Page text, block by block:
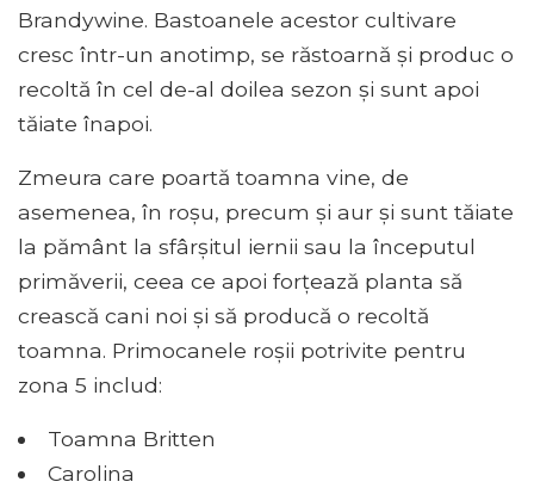
Brandywine. Bastoanele acestor cultivare
cresc într-un anotimp, se răstoarnă și produc o
recoltă în cel de-al doilea sezon și sunt apoi
tăiate înapoi.
Zmeura care poartă toamna vine, de
asemenea, în roșu, precum și aur și sunt tăiate
la pământ la sfârșitul iernii sau la începutul
primăverii, ceea ce apoi forțează planta să
crească cani noi și să producă o recoltă
toamna. Primocanele roșii potrivite pentru
zona 5 includ:
Toamna Britten
Carolina